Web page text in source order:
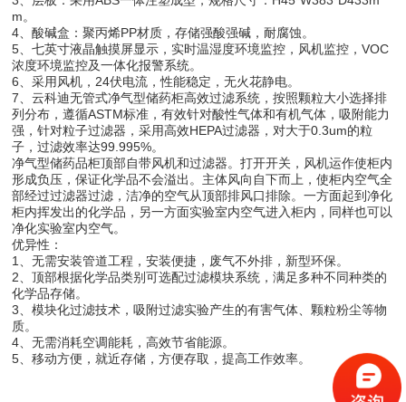
m。
4、酸碱盒：聚丙烯PP材质，存储强酸强碱，耐腐蚀。
5、七英寸液晶触摸屏显示，实时温湿度环境监控，风机监控，VOC
浓度环境监控及一体化报警系统。
6、采用风机，24伏电流，性能稳定，无火花静电。
7、云科迪无管式净气型储药柜高效过滤系统，按照颗粒大小选择排
列分布，遵循ASTM标准，有效针对酸性气体和有机气体，吸附能力
强，针对粒子过滤器，采用高效HEPA过滤器，对大于0.3um的粒
子，过滤效率达99.995%。
净气型储药品柜顶部自带风机和过滤器。打开开关，风机运作使柜内
形成负压，保证化学品不会溢出。主体风向自下而上，使柜内空气全
部经过过滤器过滤，洁净的空气从顶部排风口排除。一方面起到净化
柜内挥发出的化学品，另一方面实验室内空气进入柜内，同样也可以
净化实验室内空气。
优异性：
1、无需安装管道工程，安装便捷，废气不外排，新型环保。
2、顶部根据化学品类别可选配过滤模块系统，满足多种不同种类的
化学品存储。
3、模块化过滤技术，吸附过滤实验产生的有害气体、颗粒粉尘等物
质。
4、无需消耗空调能耗，高效节省能源。
5、移动方便，就近存储，方便存取，提高工作效率。